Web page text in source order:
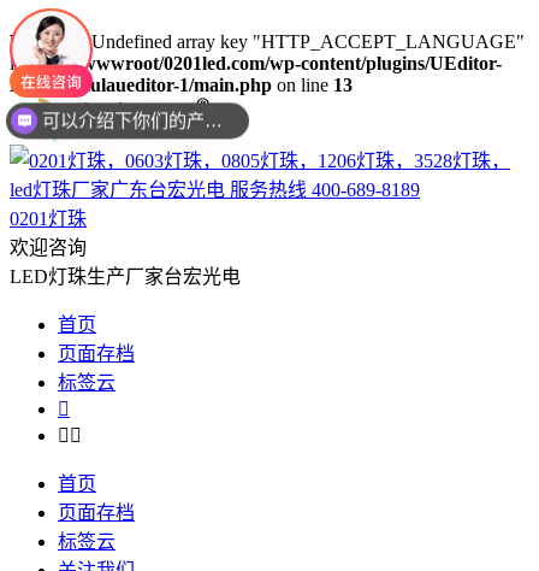
Warning
: Undefined array key "HTTP_ACCEPT_LANGUAGE"
in/www/wwwroot/0201led.com/wp-content/plugins/UEditor-
KityFormulaueditor-1/main.php on line 13
0201灯珠
欢迎咨询
LED灯珠生产厂家台宏光电
首页
页面存档
标签云

 
首页
页面存档
标签云
你们是是需要贴片还是插件灯珠呢？